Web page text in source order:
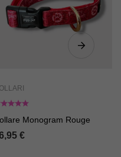
Monogram Rouge
€